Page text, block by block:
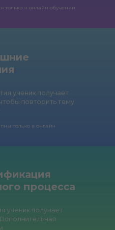
только в онлайн обучении
ученик получает
повторить тему
только в онлайн
процесса
ученик получает